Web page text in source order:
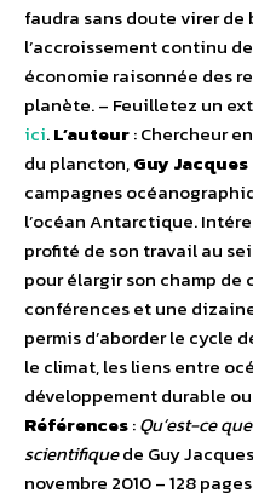
faudra sans doute virer de
l’accroissement continu
économie raisonnée des
planète. – Feuilletez un
ici.L’auteur: Chercheur
du plancton,Guy Jacques
campagnes
l’océan Antarctique.
profité de son travail au
pour élargir son champ
conférences et une
permis d’aborder le cycle
le climat, les liens entre
développement durable
Références:Qu’est-ce
scientifiquede Guy
novembre 2010 – 128